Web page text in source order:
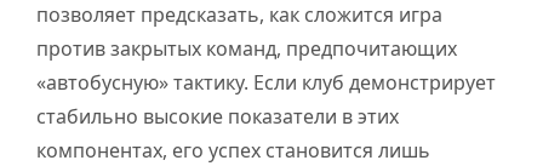
позволяет предсказать, как сложится игра
против закрытых команд, предпочитающих
«автобусную» тактику. Если клуб демонстрирует
стабильно высокие показатели в этих
компонентах, его успех становится лишь